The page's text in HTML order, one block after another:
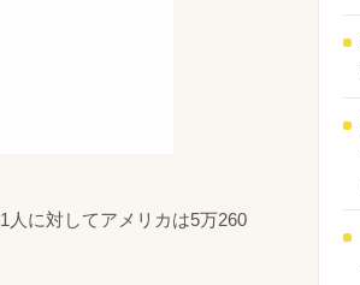
人に対してアメリカは5万260